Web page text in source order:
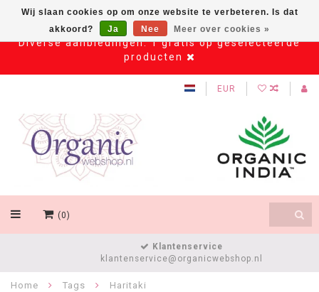
Diverse aanbiedingen: 1 gratis op geselecteerde
producten
EUR
(0)
Klantenservice
klantenservice@organicwebshop.nl
Home Tags Haritaki
Wij slaan cookies op om onze website te verbeteren. Is dat
akkoord?
Ja Nee Meer over cookies »